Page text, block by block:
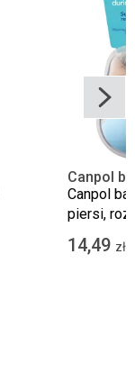
Canpol
Canpol
piersi,
14,49 zł